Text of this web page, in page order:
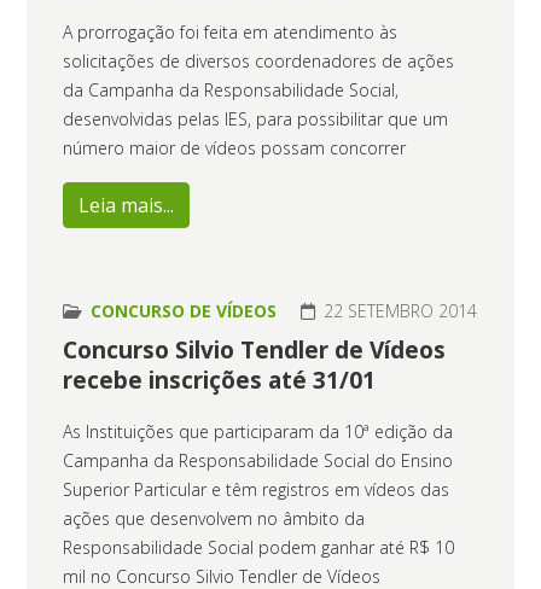
A prorrogação foi feita em atendimento às
solicitações de diversos coordenadores de ações
da Campanha da Responsabilidade Social,
desenvolvidas pelas IES, para possibilitar que um
número maior de vídeos possam concorrer
Leia mais...
CONCURSO DE VÍDEOS 22 SETEMBRO 2014
Concurso Silvio Tendler de Vídeos
recebe inscrições até 31/01
As Instituições que participaram da 10ª edição da
Campanha da Responsabilidade Social do Ensino
Superior Particular e têm registros em vídeos das
ações que desenvolvem no âmbito da
Responsabilidade Social podem ganhar até R$ 10
mil no Concurso Silvio Tendler de Vídeos